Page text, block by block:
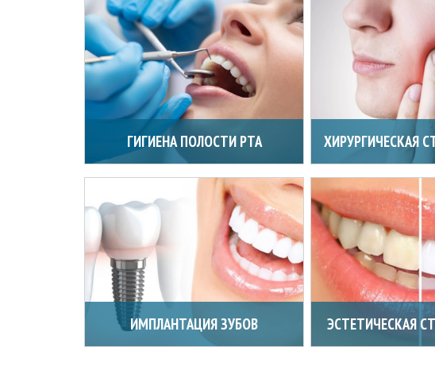
ГИГИЕНА ПОЛОСТИ РТА ХИРУРГИЧЕСКАЯ
ИМПЛАНТАЦИЯ ЗУБОВ ЭСТЕТИЧЕСКАЯ